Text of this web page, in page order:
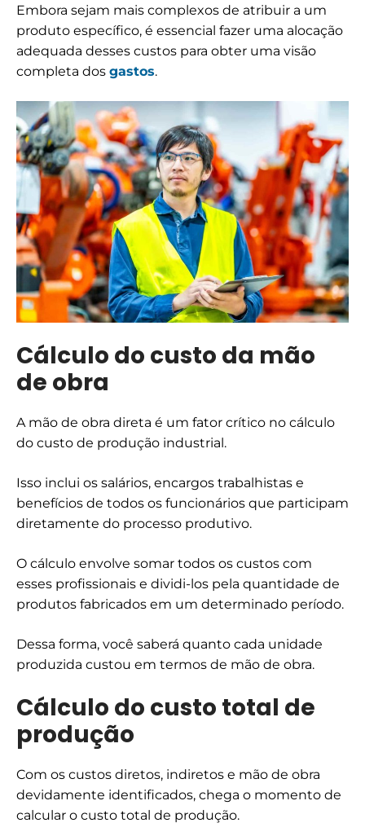
Embora sejam mais complexos de atribuir a um
produto específico, é essencial fazer uma alocação
adequada desses custos para obter uma visão
completa dos gastos.
Cálculo do custo da mão
de obra
A mão de obra direta é um fator crítico no cálculo
do custo de produção industrial.
Isso inclui os salários, encargos trabalhistas e
benefícios de todos os funcionários que participam
diretamente do processo produtivo.
O cálculo envolve somar todos os custos com
esses profissionais e dividi-los pela quantidade de
produtos fabricados em um determinado período.
Dessa forma, você saberá quanto cada unidade
produzida custou em termos de mão de obra.
Cálculo do custo total de
produção
Com os custos diretos, indiretos e mão de obra
devidamente identificados, chega o momento de
calcular o custo total de produção.